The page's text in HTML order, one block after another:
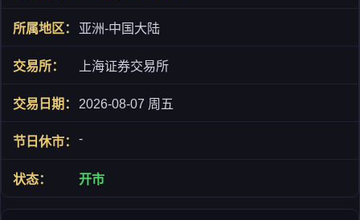
亚洲-中国大陆
上海证券交易所
2026-08-07 周五
-
开市